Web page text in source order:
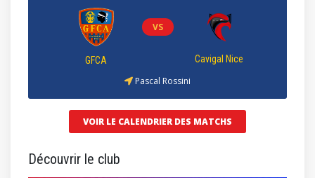
GFCA
VS
Cavigal Nice
Pascal Rossini
VOIR LE CALENDRIER DES MATCHS
Découvrir le club